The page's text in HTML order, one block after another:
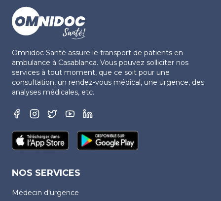
Omnidoc Santé assure le transport de patients en
ambulance à Casablanca. Vous pouvez solliciter nos
services à tout moment, que ce soit pour une
consultation, un rendez-vous médical, une urgence, des
analyses médicales, etc.
NOS SERVICES
Médecin d'urgence